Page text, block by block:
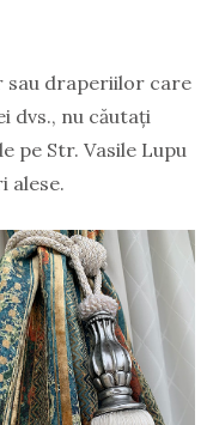
sau draperiilor care
dvs., nu căutați
pe Str. Vasile Lupu
alese.